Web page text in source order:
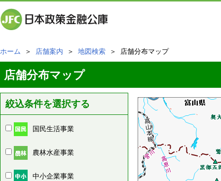
ホーム ＞ 店舗案内 ＞ 地図検索 ＞ 店舗分布マップ
店舗分布マップ
絞込条件を選択する
国民生活事業
農林水産事業
中小企業事業